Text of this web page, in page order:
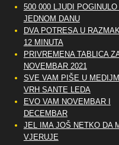
500 000 LJUDI
JEDNOM DANU
DVA POTRESA U
12 MINUTA
PRIVREMENA TABLICA
NOVEMBAR 2021
SVE VAM PIŠE U
VRH SANTE LEDA
EVO VAM NOVEMBAR I
DECEMBAR
JEL IMA JOŠ NETKO DA
VJERUJE